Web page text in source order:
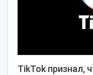
TikTok признал,